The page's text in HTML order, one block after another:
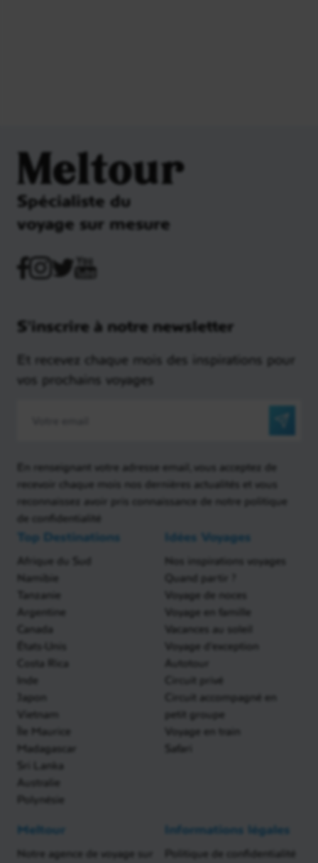
Meltour
Spécialiste du
voyage sur mesure
S'inscrire à notre newsletter
Et recevez chaque mois des inspirations pour
vos prochains voyages
En renseignant votre adresse email, vous acceptez de
recevoir chaque mois nos dernières actualités et vous
reconnaissez avoir pris connaissance de notre politique
de confidentialité
Top Destinations
Afrique du Sud
Namibie
Tanzanie
Argentine
Canada
États-Unis
Costa Rica
Inde
Japon
Vietnam
Île Maurice
Madagascar
Sri Lanka
Australie
Polynésie
Idées Voyages
Nos inspirations voyages
Quand partir ?
Voyage de noces
Voyage en famille
Vacances au soleil
Voyage d'exception
Autotour
Circuit privé
Circuit accompagné en
petit groupe
Voyage en train
Safari
Meltour
Notre agence de voyage sur
Informations légales
Politique de confidentialité